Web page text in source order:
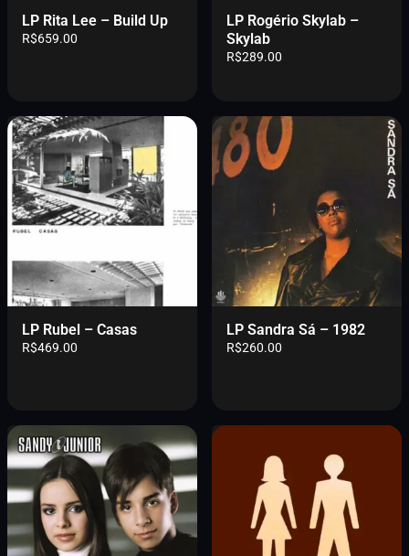
LP Rita Lee – Build Up
R$659.00
LP Rogério Skylab –
Skylab
R$289.00
LP Rubel – Casas
R$469.00
LP Sandra Sá – 1982
R$260.00